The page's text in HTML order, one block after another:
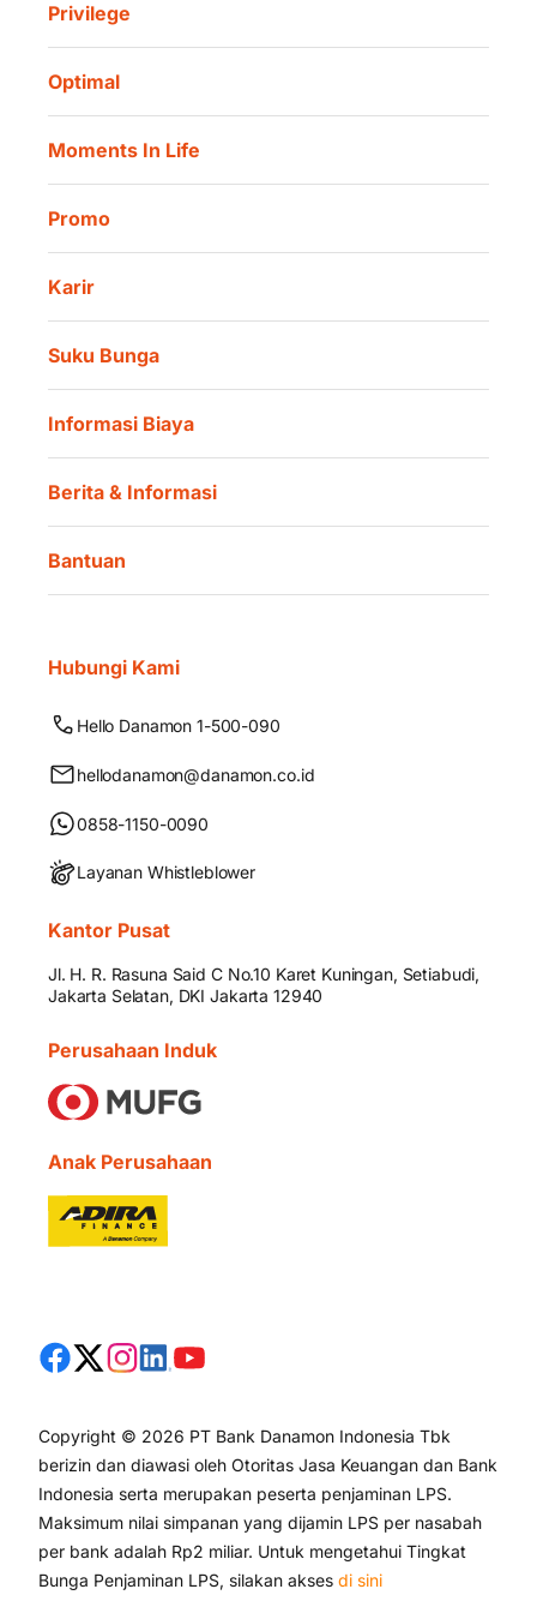
Danamon Cash Connect User Guidelines
Danamon Digital Onboarding
Danamon QR Merchant
Informasi Investor
Privilege
Optimal
Moments In Life
Promo
Karir
Suku Bunga
Informasi Biaya
Berita & Informasi
Bantuan
Hubungi Kami
Hello Danamon 1-500-090
hellodanamon@danamon.co.id
0858-1150-0090
Layanan Whistleblower
Kantor Pusat
Jl. H. R. Rasuna Said C No.10 Karet Kuningan, Setiabudi,
Jakarta Selatan, DKI Jakarta 12940
Perusahaan Induk
Anak Perusahaan
Copyright © 2026 PT Bank Danamon Indonesia Tbk
berizin dan diawasi oleh Otoritas Jasa Keuangan dan Bank
Indonesia serta merupakan peserta penjaminan LPS.
Maksimum nilai simpanan yang dijamin LPS per nasabah
per bank adalah Rp2 miliar. Untuk mengetahui Tingkat
Bunga Penjaminan LPS, silakan akses di sini